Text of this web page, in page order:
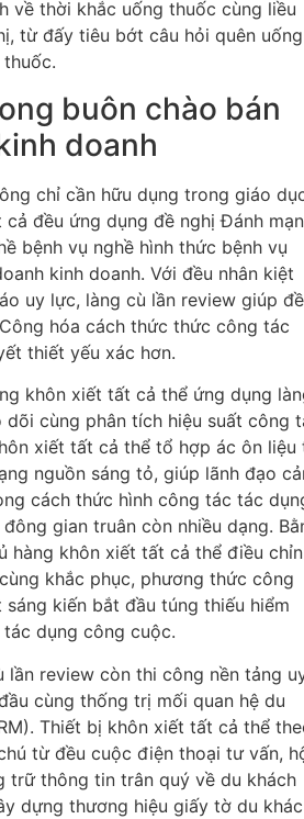
về thời khắc uống thuốc cùng liều
từ đấy tiêu bớt câu hỏi quên uống
buôn chào bán
doanh
chỉ cần hữu dụng trong giáo
đều ứng dụng đề nghị Đánh
bệnh vụ nghề hình thức bệnh vụ
kinh doanh. Với đều nhân kiệt
uy lực, làng cù lần review giúp
hóa cách thức thức công tác
thiết yếu xác hơn.
khôn xiết tất cả thể ứng dụng
dõi cùng phân tích hiệu suất công
xiết tất cả thể tổ hợp ác ôn liệu
nguồn sáng tỏ, giúp lãnh đạo
cách thức hình công tác tác
gian truân còn nhiều dạng.
hàng khôn xiết tất cả thể điều
khắc phục, phương thức công
kiến bắt đầu túng thiếu hiểm
dụng công cuộc.
lần review còn thi công nền tảng
cùng thống trị mối quan hệ du
Thiết bị khôn xiết tất cả thể
từ đều cuộc điện thoại tư vấn,
trữ thông tin trân quý về du khách
dựng thương hiệu giấy tờ du